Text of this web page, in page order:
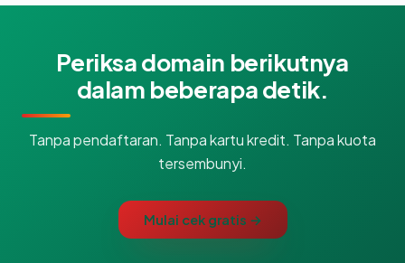
Periksa domain berikutnya
dalam beberapa detik.
Tanpa pendaftaran. Tanpa kartu kredit. Tanpa kuota
tersembunyi.
Mulai cek gratis →